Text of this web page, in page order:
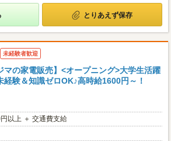
とりあえず保存
未経験者歓迎
マの家電販売】<オープニング>大学生活躍
経験＆知識ゼロOK♪高時給1600円～！
以上 ＋ 交通費支給